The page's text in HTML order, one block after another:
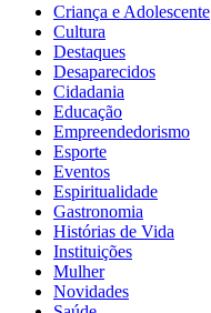
Criança e Adolescente
Cultura
Destaques
Desaparecidos
Cidadania
Educação
Empreendedorismo
Esporte
Eventos
Espiritualidade
Gastronomia
Histórias de Vida
Instituições
Mulher
Novidades